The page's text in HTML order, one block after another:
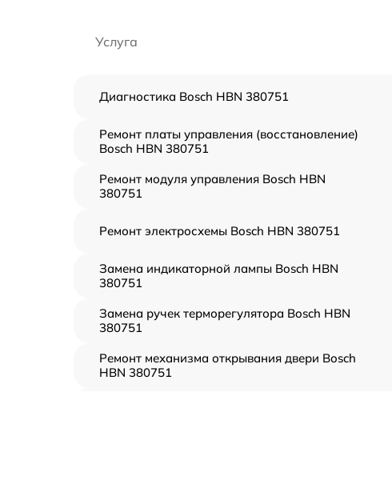
Услуга
Диагностика Bosch HBN 380751
Ремонт платы управления (восстановление)
Bosch HBN 380751
Ремонт модуля управления Bosch HBN
380751
Ремонт электросхемы Bosch HBN 380751
Замена индикаторной лампы Bosch HBN
380751
Замена ручек терморегулятора Bosch HBN
380751
Ремонт механизма открывания двери Bosch
HBN 380751